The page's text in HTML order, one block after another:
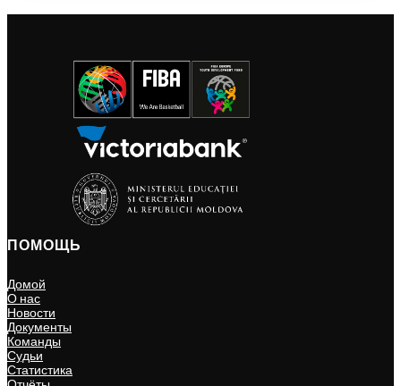
ПОМОЩЬ
Домой
О нас
Новости
Документы
Команды
Судьи
Статистика